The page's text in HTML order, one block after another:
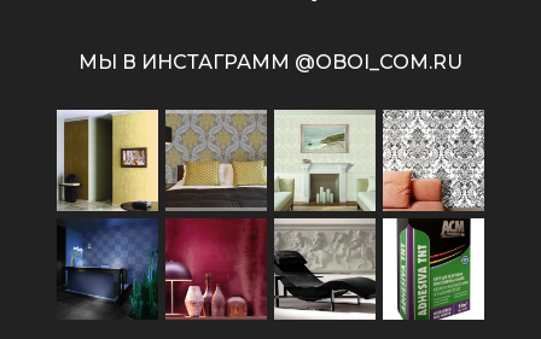
МЫ В ИНСТАГРАММ @OBOI_COM.RU